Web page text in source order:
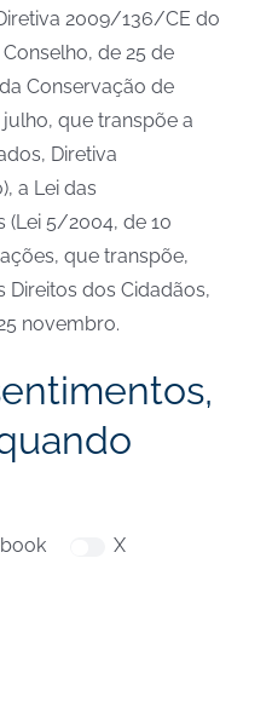
2009/136/CE do
de 25 de
Conservação de
que transpõe a
Diretiva
a Lei das
(Lei 5/2004, de 10
que transpõe,
Direitos dos Cidadãos,
novembro.
X